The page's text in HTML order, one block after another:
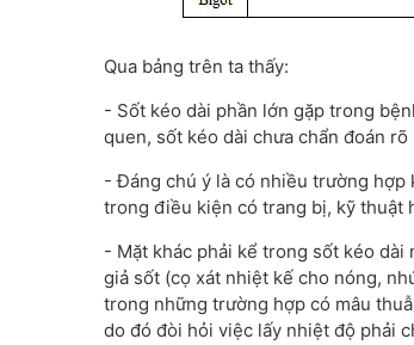
Qua bảng trên ta thấy:
- Sốt kéo dài phần lớn gặp trong
quen, sốt kéo dài chưa chẩn đoán
- Đáng chú ý là có nhiều trường hợp
trong điều kiện có trang bị, kỹ thuật
- Mặt khác phải kể trong sốt kéo dài
giả sốt (cọ xát nhiệt kế cho nóng,
trong những trường hợp có mâu
do đó đòi hỏi việc lấy nhiệt độ phải